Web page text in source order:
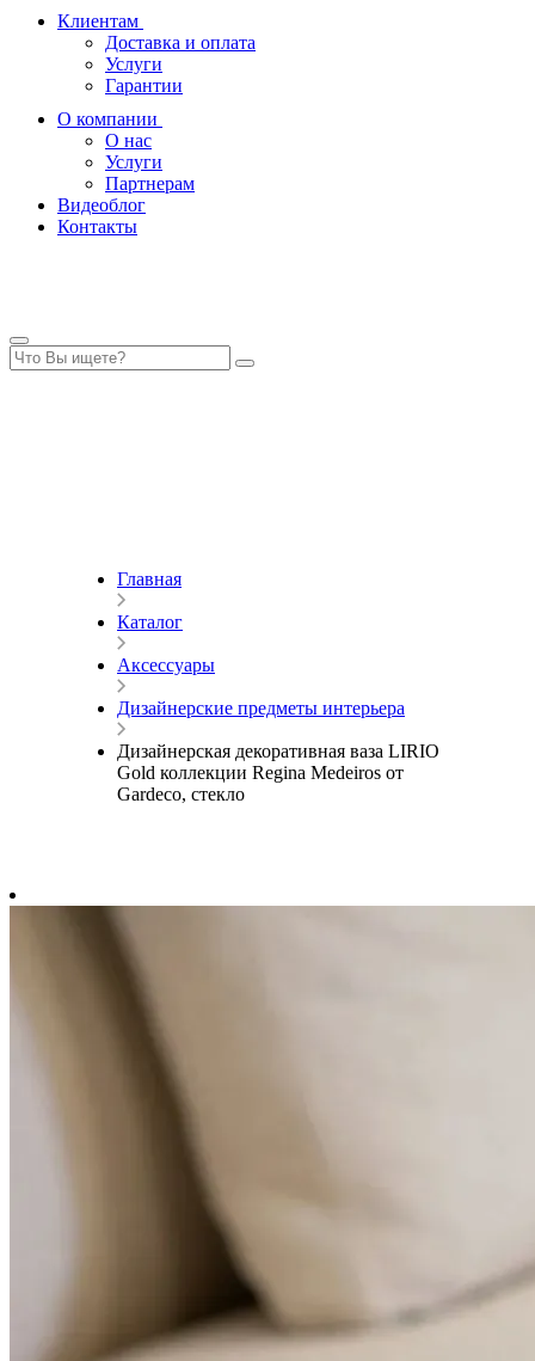
Клиентам
Доставка и оплата
Услуги
Гарантии
О компании
О нас
Услуги
Партнерам
Видеоблог
Контакты
Главная
Каталог
Аксессуары
Дизайнерские предметы интерьера
Дизайнерская декоративная ваза LIRIO
Gold коллекции Regina Medeiros от
Gardeco, стекло